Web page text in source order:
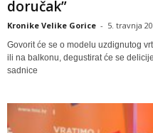
doručak”
Kronike Velike Gorice - 5. travnja
Govorit će se o modelu uzdignutog
ili na balkonu, degustirat će se
sadnice